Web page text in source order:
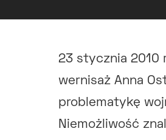
23 stycznia 2010
wernisaż Anna
problematykę
Niemożliwość